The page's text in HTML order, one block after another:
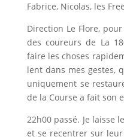
Fabrice, Nicolas, les
Direction Le Flore,
des coureurs de La
faire les choses
lent dans mes gestes,
uniquement se
de la Course a fait son
22h00 passé. Je laisse
et se recentrer sur